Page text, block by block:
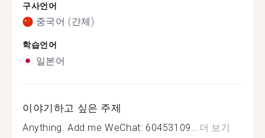
구사언어
중국어 (간체)
학습언어
일본어
이야기하고 싶은 주제
Anything. Add me WeChat: 60453109... 더 보기